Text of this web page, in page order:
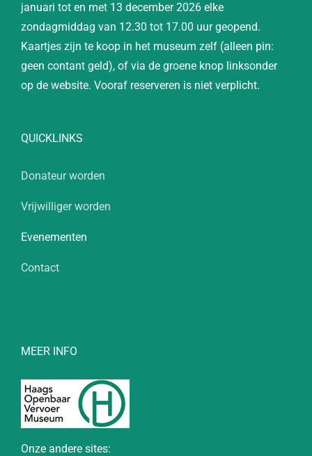
januari tot en met 13 december 2026 elke
zondagmiddag van 12.30 tot 17.00 uur geopend.
Kaartjes zijn te koop in het museum zelf (alleen pin:
geen contant geld), of via de groene knop linksonder
op de website. Vooraf reserveren is niet verplicht.
QUICKLINKS
Donateur worden
Vrijwilliger worden
Evenementen
Contact
MEER INFO
Onze andere sites: